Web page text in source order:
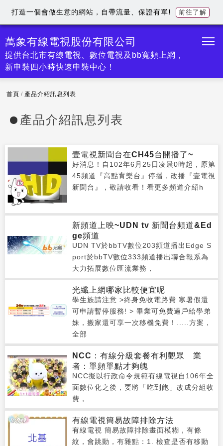
萬象有線電視股份有限公司
提供台北市有線電視、數位電視及bb寬頻上網，
新申裝四小時快速申裝中心！
首頁 / 產品介紹訊息列表
產品介紹訊息列表
壹電視新聞台在CH45台開播了~
好消息！自102年6月25日凌晨0時起，原第
45頻道『高點育樂台』停播，改播『壹電視
新聞台』，敬請收看！看更多頻道介紹h
新頻道上映~UDN tv 新聞台頻道&Ed
ge頻道
UDN TV於bbTV數位203頻道播出Edge S
port於bbTV數位333頻道播出聯合報系為
大力拓展數位匯流業務，
光纖上網哪家比較便宜呢
學生族請注意 >終身免收電路費 寒暑假還
可申請暫停服務! > 畢業可免費過戶給學弟
妹，搬家還可享一次移機免費！.....方案，
全部
NCC：有線分級套餐有利觀眾 業
者：單頻單點才夠魄
NCC擬以行政命令規範有線電視自106年全
面數位化之後，要將「吃到飽」改成分組收
費，
有線電視簡易故障排除方法
有線電視 簡易故障排除畫面模糊，有條
紋，會跳動，有雜點：1. 檢查是否有移動
打造一個會做生意的網站，自帶流量、保證有單! 前往了解